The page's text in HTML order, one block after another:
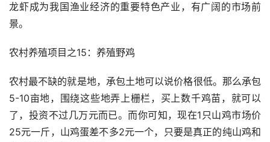
龙虾成为我国渔业经济的重要特色产业，有广阔的市场前
景。
农村养殖项目之15：养殖野鸡
农村最不缺的就是地，承包土地可以说价格很低。那么承包
5-10亩地，围绕这些地弄上栅栏，买上数千鸡苗，就可以
了，投资不过几万元而已。而你可知，现在1只山鸡市场价
25元一斤，山鸡蛋差不多2元一个，只要是真正的纯山鸡和